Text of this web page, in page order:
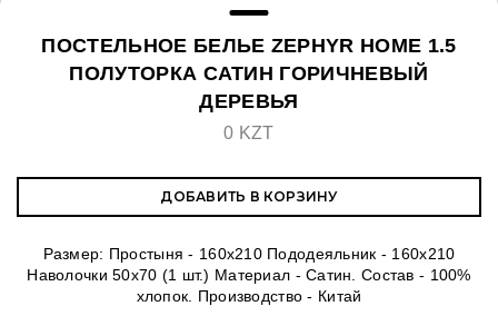
ПОСТЕЛЬНОЕ БЕЛЬЕ ZEPHYR HOME 1.5
ПОЛУТОРКА САТИН ГОРИЧНЕВЫЙ
ДЕРЕВЬЯ
0 KZT
ДОБАВИТЬ В КОРЗИНУ
Размер: Простыня - 160x210 Пододеяльник - 160х210
Наволочки 50х70 (1 шт.) Материал - Сатин. Состав - 100%
хлопок. Производство - Китай